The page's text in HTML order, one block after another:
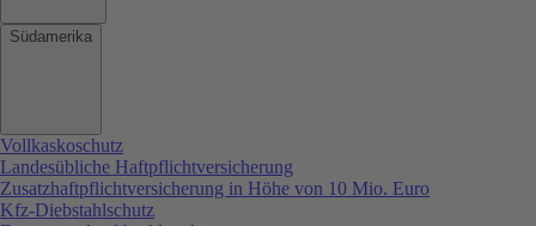
Südamerika
Vollkaskoschutz
Landesübliche Haftpflichtversicherung
Zusatzhaftpflichtversicherung in Höhe von 10 Mio. Euro
Kfz-Diebstahlschutz